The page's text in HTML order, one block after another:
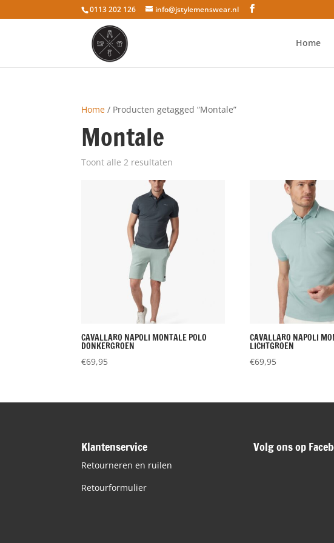
0113 202 126 info@jstylemenswear.nl
Home
Home / Producten getagged “Montale”
Montale
Toont alle 2 resultaten
CAVALLARO NAPOLI MONTALE POLO
DONKERGROEN
€69,95
CAVALLARO NAPOLI
LICHTGROEN
€69,95
Klantenservice
Retourneren en ruilen
Retourformulier
Volg ons op